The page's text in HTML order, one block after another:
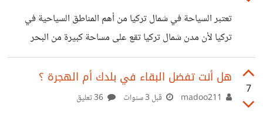
طرابزون المطلة على البحر الأسود. هذا الدير, أحد المباني
المشهورة عالمياً وقد أدرجته منظمة الأمم المتحدة
تعتبر السياحة في شمال تركيا من أهم المناطق السياحية في
تركيا لأن مدن شمال تركيا تقع على مساحة كبيرة من البحر
الأسود ، ولهذا السبب المدن من شمال تركيا تعتبر كثيرة ، ومن
الصعب تعدادهم جميعًا، يمكن القول أن جميع مدن شمال تركيا
من أجمل الأماكن السياحية في تركيا ، لذلك اجعل هذه المدن
7
هل أنت تفضل البقاء في بلدك أم الهجرة ؟
قبل 3 سنوات